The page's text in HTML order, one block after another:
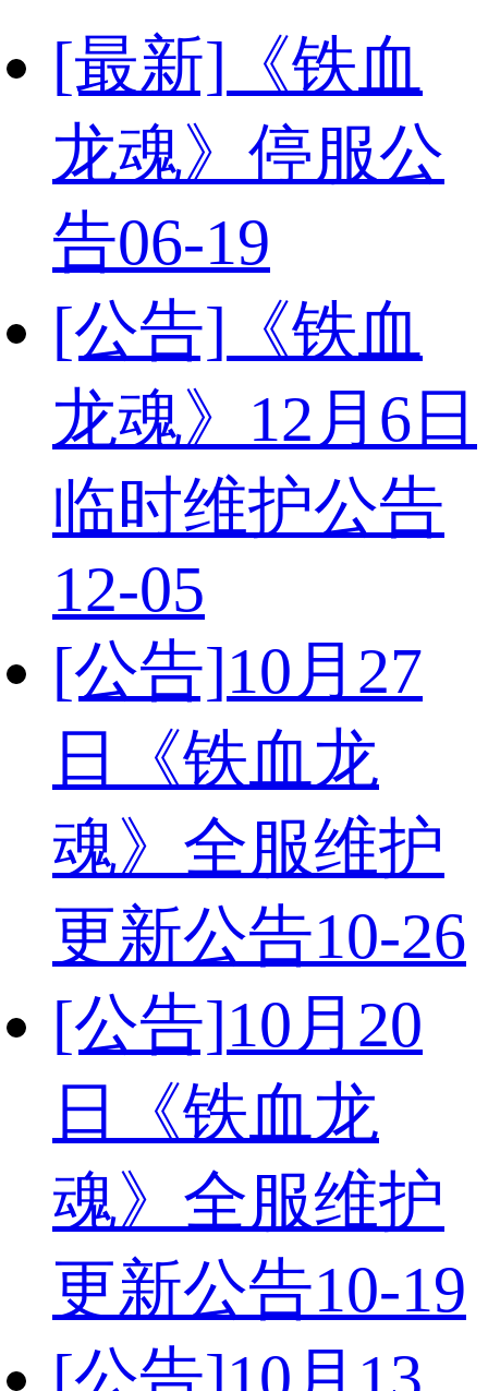
[最新] 《铁血
龙魂》停服公
告06-19
[公告] 《铁血
龙魂》12月6日
临时维护公告
12-05
[公告]10月27
日《铁血龙
魂》全服维护
更新公告10-26
[公告]10月20
日《铁血龙
魂》全服维护
更新公告10-19